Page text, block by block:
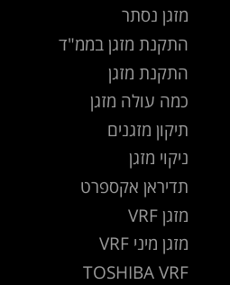
מזגן נסתר
התקנת מזגן בממ"ד
התקנת מזגן
כמה עולה מזגן
תיקון מזגנים
ניקוי מזגן
תדיראן אקספרט
מזגן VRF
מזגן מיני VRF
TOSHIBA VRF